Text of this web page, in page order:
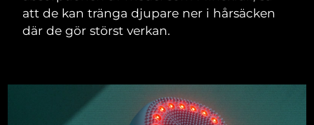
att de kan tränga djupare ner i hårsäcken
där de gör störst verkan.
Massage, LED heating
Microcurrent toning on-the-go
UFO™ 3-paket
Deep facial hydration
Near-infrared and red light therapy
device
issa™ 4
Hybrid silicone sonic toothbrush
Smart hybrid silicone sonic toothbrush
FAQ™ ANTI-AGING-BEHANDLING
LED-behandlingar
Brunei Förväntad leverans14/8/26
Förväntad leverans